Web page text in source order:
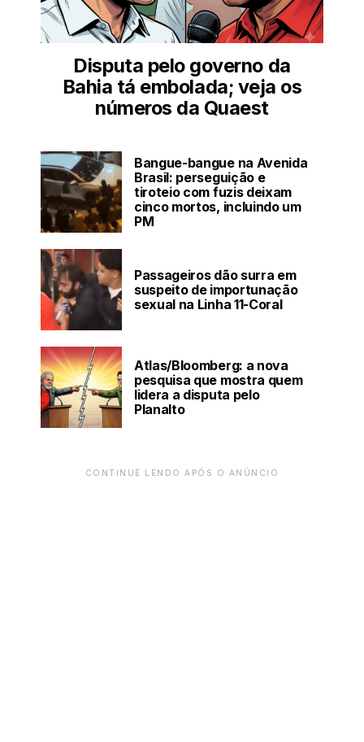
Disputa pelo governo da
Bahia tá embolada; veja os
números da Quaest
Bangue-bangue na Avenida
Brasil: perseguição e
tiroteio com fuzis deixam
cinco mortos, incluindo um
PM
Passageiros dão surra em
suspeito de importunação
sexual na Linha 11-Coral
Atlas/Bloomberg: a nova
pesquisa que mostra quem
lidera a disputa pelo
Planalto
CONTINUE LENDO APÓS O ANÚNCIO